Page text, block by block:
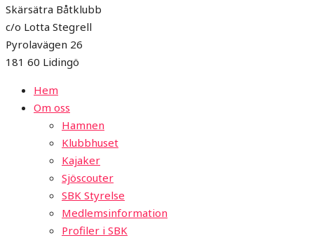
Skärsätra Båtklubb
c/o Lotta Stegrell
Pyrolavägen 26
181 60 Lidingö
Hem
Om oss
Hamnen
Klubbhuset
Kajaker
Sjöscouter
SBK Styrelse
Medlemsinformation
Profiler i SBK